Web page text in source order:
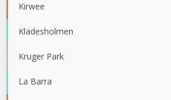
Kirwee
Kladesholmen
Kruger Park
La Barra